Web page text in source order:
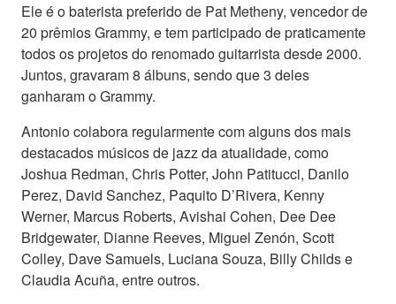
Ele é o baterista preferido de Pat Metheny, vencedor de
20 prêmios Grammy, e tem participado de praticamente
todos os projetos do renomado guitarrista desde 2000.
Juntos, gravaram 8 álbuns, sendo que 3 deles
ganharam o Grammy.
Antonio colabora regularmente com alguns dos mais
destacados músicos de jazz da atualidade, como
Joshua Redman, Chris Potter, John Patitucci, Danilo
Perez, David Sanchez, Paquito D’Rivera, Kenny
Werner, Marcus Roberts, Avishai Cohen, Dee Dee
Bridgewater, Dianne Reeves, Miguel Zenón, Scott
Colley, Dave Samuels, Luciana Souza, Billy Childs e
Claudia Acuña, entre outros.